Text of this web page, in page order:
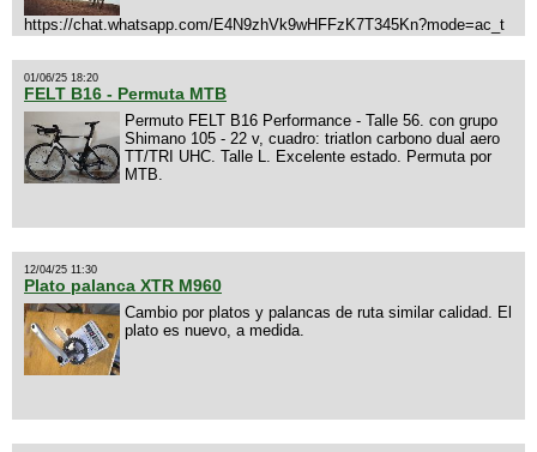
https://chat.whatsapp.com/E4N9zhVk9wHFFzK7T345Kn?mode=ac_t
01/06/25 18:20
FELT B16 - Permuta MTB
Permuto FELT B16 Performance - Talle 56. con grupo
Shimano 105 - 22 v, cuadro: triatlon carbono dual aero
TT/TRI UHC. Talle L. Excelente estado. Permuta por
MTB.
12/04/25 11:30
Plato palanca XTR M960
Cambio por platos y palancas de ruta similar calidad. El
plato es nuevo, a medida.